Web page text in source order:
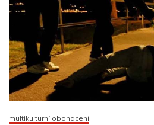
multikulturní obohacení